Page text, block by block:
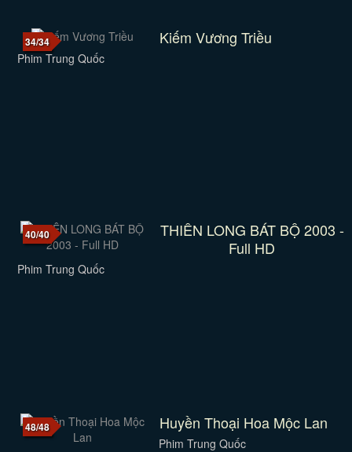
34/34 Kiếm Vương Triều
Phim Trung Quốc
40/40
THIÊN LONG BÁT BỘ 2003 -
Full HD
Phim Trung Quốc
48/48 Huyền Thoại Hoa Mộc Lan
Phim Trung Quốc